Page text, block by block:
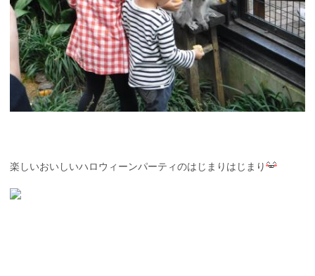
楽しいおいしいハロウィーンパーティのはじまりはじまり